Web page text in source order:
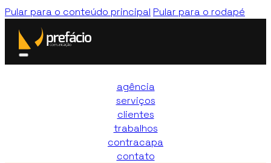
Pular para o conteúdo principal Pular para o rodapé
agência
serviços
clientes
trabalhos
contracapa
contato